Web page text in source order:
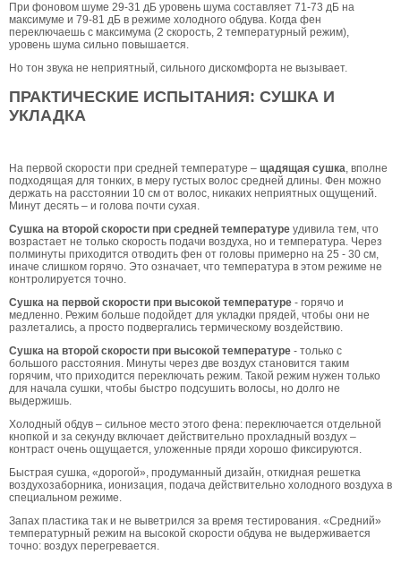
При фоновом шуме 29-31 дБ уровень шума составляет 71-73 дБ на
максимуме и 79-81 дБ в режиме холодного обдува. Когда фен
переключаешь с максимума (2 скорость, 2 температурный режим),
уровень шума сильно повышается.
Но тон звука не неприятный, сильного дискомфорта не вызывает.
ПРАКТИЧЕСКИЕ ИСПЫТАНИЯ: СУШКА И
УКЛАДКА
На первой скорости при средней температуре – щадящая сушка, вполне
подходящая для тонких, в меру густых волос средней длины. Фен можно
держать на расстоянии 10 см от волос, никаких неприятных ощущений.
Минут десять – и голова почти сухая.
Сушка на второй скорости при средней температуре удивила тем, что
возрастает не только скорость подачи воздуха, но и температура. Через
полминуты приходится отводить фен от головы примерно на 25 - 30 см,
иначе слишком горячо. Это означает, что температура в этом режиме не
контролируется точно.
Сушка на первой скорости при высокой температуре - горячо и
медленно. Режим больше подойдет для укладки прядей, чтобы они не
разлетались, а просто подвергались термическому воздействию.
Сушка на второй скорости при высокой температуре - только с
большого расстояния. Минуты через две воздух становится таким
горячим, что приходится переключать режим. Такой режим нужен только
для начала сушки, чтобы быстро подсушить волосы, но долго не
выдержишь.
Холодный обдув – сильное место этого фена: переключается отдельной
кнопкой и за секунду включает действительно прохладный воздух –
контраст очень ощущается, уложенные пряди хорошо фиксируются.
Быстрая сушка, «дорогой», продуманный дизайн, откидная решетка
воздухозаборника, ионизация, подача действительно холодного воздуха в
специальном режиме.
Запах пластика так и не выветрился за время тестирования. «Средний»
температурный режим на высокой скорости обдува не выдерживается
точно: воздух перегревается.